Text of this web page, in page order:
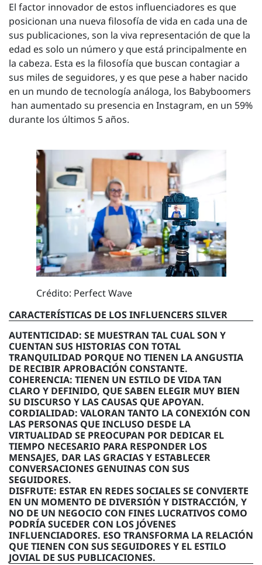
El factor innovador de estos influenciadores es que
posicionan una nueva filosofía de vida en cada una de
sus publicaciones, son la viva representación de que la
edad es solo un número y que está principalmente en
la cabeza. Esta es la filosofía que buscan contagiar a
sus miles de seguidores, y es que pese a haber nacido
en un mundo de tecnología análoga, los Babyboomers
han aumentado su presencia en Instagram, en un 59%
durante los últimos 5 años.
Crédito: Perfect Wave
CARACTERÍSTICAS DE LOS INFLUENCERS SILVER
AUTENTICIDAD: SE MUESTRAN TAL CUAL SON Y
CUENTAN SUS HISTORIAS CON TOTAL
TRANQUILIDAD PORQUE NO TIENEN LA ANGUSTIA
DE RECIBIR APROBACIÓN CONSTANTE.
COHERENCIA: TIENEN UN ESTILO DE VIDA TAN
CLARO Y DEFINIDO, QUE SABEN ELEGIR MUY BIEN
SU DISCURSO Y LAS CAUSAS QUE APOYAN.
CORDIALIDAD: VALORAN TANTO LA CONEXIÓN CON
LAS PERSONAS QUE INCLUSO DESDE LA
VIRTUALIDAD SE PREOCUPAN POR DEDICAR EL
TIEMPO NECESARIO PARA RESPONDER LOS
MENSAJES, DAR LAS GRACIAS Y ESTABLECER
CONVERSACIONES GENUINAS CON SUS
SEGUIDORES.
DISFRUTE: ESTAR EN REDES SOCIALES SE CONVIERTE
EN UN MOMENTO DE DIVERSIÓN Y DISTRACCIÓN, Y
NO DE UN NEGOCIO CON FINES LUCRATIVOS COMO
PODRÍA SUCEDER CON LOS JÓVENES
INFLUENCIADORES. ESO TRANSFORMA LA RELACIÓN
QUE TIENEN CON SUS SEGUIDORES Y EL ESTILO
JOVIAL DE SUS PUBLICACIONES.